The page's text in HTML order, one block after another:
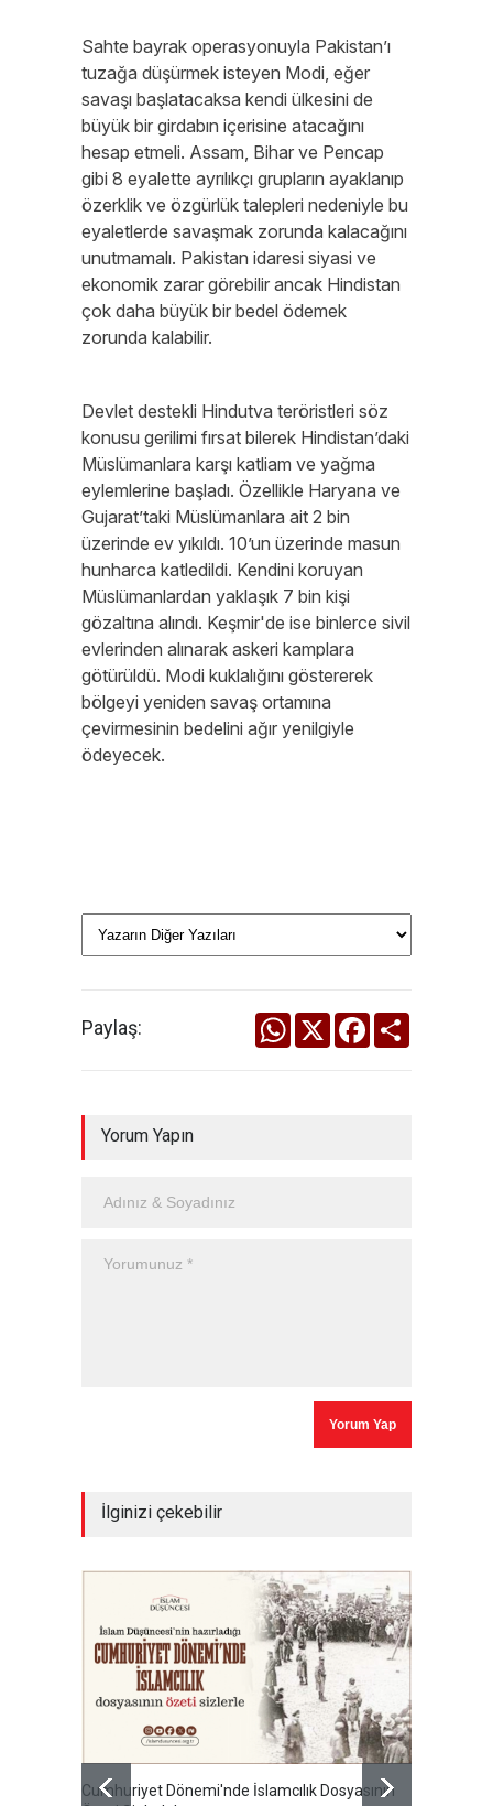
Sahte bayrak operasyonuyla Pakistan’ı
tuzağa düşürmek isteyen Modi, eğer
savaşı başlatacaksa kendi ülkesini de
büyük bir girdabın içerisine atacağını
hesap etmeli. Assam, Bihar ve Pencap
gibi 8 eyalette ayrılıkçı grupların ayaklanıp
özerklik ve özgürlük talepleri nedeniyle bu
eyaletlerde savaşmak zorunda kalacağını
unutmamalı. Pakistan idaresi siyasi ve
ekonomik zarar görebilir ancak Hindistan
çok daha büyük bir bedel ödemek
zorunda kalabilir.
Devlet destekli Hindutva teröristleri söz
konusu gerilimi fırsat bilerek Hindistan’daki
Müslümanlara karşı katliam ve yağma
eylemlerine başladı. Özellikle Haryana ve
Gujarat’taki Müslümanlara ait 2 bin
üzerinde ev yıkıldı. 10’un üzerinde masun
hunharca katledildi. Kendini koruyan
Müslümanlardan yaklaşık 7 bin kişi
gözaltına alındı. Keşmir'de ise binlerce sivil
evlerinden alınarak askeri kamplara
götürüldü. Modi kuklalığını göstererek
bölgeyi yeniden savaş ortamına
çevirmesinin bedelini ağır yenilgiyle
ödeyecek.
Paylaş: WhatsApp
X Facebook
Yorum Yapın
İlginizi çekebilir
Cumhuriyet Dönemi'nde İslamcılık Dosyasının